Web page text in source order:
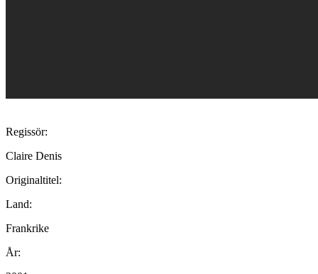
Regissör:
Claire Denis
Originaltitel:
Land:
Frankrike
År: